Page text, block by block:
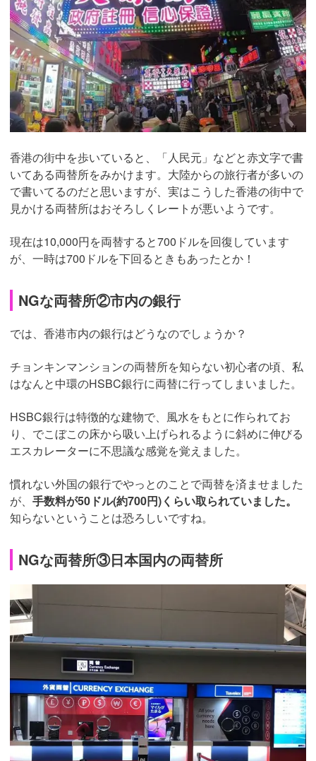
香港の街中を歩いていると、「人民元」などと赤文字で書
いてある両替所をみかけます。大陸からの旅行者が多いの
で書いてるのだと思いますが、実はこうした香港の街中で
見かける両替所はおそろしくレートが悪いようです。
現在は10,000円を両替すると700ドルを回復しています
が、一時は700ドルを下回るときもあったとか！
NGな両替所②市内の銀行
では、香港市内の銀行はどうなのでしょうか？
チョンキンマンションの両替所を知らない初心者の頃、私
はなんと中環のHSBC銀行に両替に行ってしまいました。
HSBC銀行は特徴的な建物で、風水をもとに作られてお
り、でこぼこの床から吸い上げられるように斜めに伸びる
エスカレーターに不思議な感覚を覚えました。
慣れない外国の銀行でやっとのことで両替を済ませました
が、 手数料が50ドル(約700円)くらい取られていました。
知らないということは恐ろしいですね。
NGな両替所③日本国内の両替所